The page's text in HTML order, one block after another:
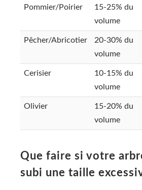
Pommier/Poirier
15-25% du
volume
Pêcher/Abricotier
20-30% du
volume
Cerisier
10-15% du
volume
Olivier
15-20% du
volume
Que faire si votre
subi une taille